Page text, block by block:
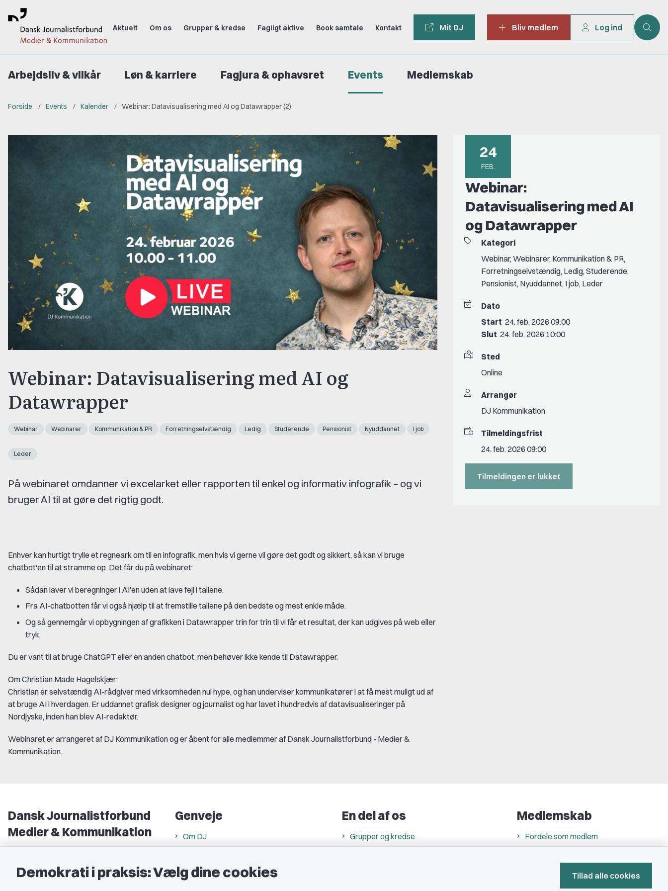
Aktuelt Om os Grupper & kredse Fagligt aktive Book samtale Kontakt Mit DJ Bliv medlem Log ind
Arbejdsliv & vilkår Løn & karriere Fagjura & ophavsret Events Medlemskab
Forside Events Kalender Webinar: Datavisualisering med AI og Datawrapper (2)
Webinar: Datavisualisering med AI og
Datawrapper
Webinar Webinarer Kommunikation & PR Forretningselvstændig Ledig Studerende Pensionist Nyuddannet I job
Leder
På webinaret omdanner vi excelarket eller rapporten til enkel og informativ infografik – og vi
bruger AI til at gøre det rigtig godt.
Enhver kan hurtigt trylle et regneark om til en infografik, men hvis vi gerne vil gøre det godt og sikkert, så kan vi bruge
chatbot'en til at stramme op. Det får du på webinaret:
Sådan laver vi beregninger i AI'en uden at lave fejl i tallene.
Fra AI-chatbotten får vi også hjælp til at fremstille tallene på den bedste og mest enkle måde.
Og så gennemgår vi opbygningen af grafikken i Datawrapper trin for trin til vi får et resultat, der kan udgives på web eller
tryk.
Du er vant til at bruge ChatGPT eller en anden chatbot, men behøver ikke kende til Datawrapper.
Om Christian Made Hagelskjær:
Christian er selvstændig AI-rådgiver med virksomheden nul hype, og han underviser kommunikatører i at få mest muligt ud af
at bruge AI i hverdagen. Er uddannet grafisk designer og journalist og har lavet i hundredvis af datavisualiseringer på
Nordjyske, inden han blev AI-redaktør.
Webinaret er arrangeret af DJ Kommunikation og er åbent for alle medlemmer af Dansk Journalistforbund - Medier &
Kommunikation.
24
FEB.
Webinar:
Datavisualisering med AI
og Datawrapper
Kategori
Webinar,Webinarer, Kommunikation & PR,
Forretningselvstændig, Ledig,Studerende,
Pensionist, Nyuddannet, I job, Leder
Dato
Start 24. feb. 2026 09:00
Slut 24. feb. 2026 10:00
Sted
Online
Arrangør
DJ Kommunikation
Tilmeldingsfrist
24. feb. 2026 09:00
Tilmeldingen er lukket
Dansk Journalistforbund
Medier & Kommunikation
Genveje
Om DJ
Find freelancer
En del af os
Grupper og kredse
Medlemskab
Fordele som medlem
Demokrati i praksis: Vælg dine cookies Tillad alle cookies